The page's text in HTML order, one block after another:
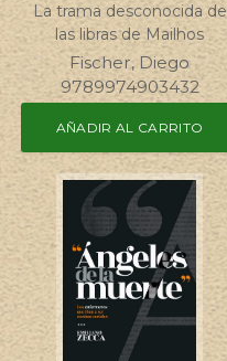
La trama desconocida de
las libras de Mailhos
Fischer, Diego
9789974903432
AÑADIR AL CARRITO